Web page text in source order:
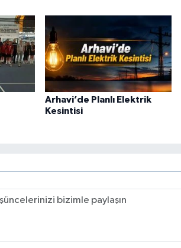
Arhavi’de Planlı Elektrik
Kesintisi